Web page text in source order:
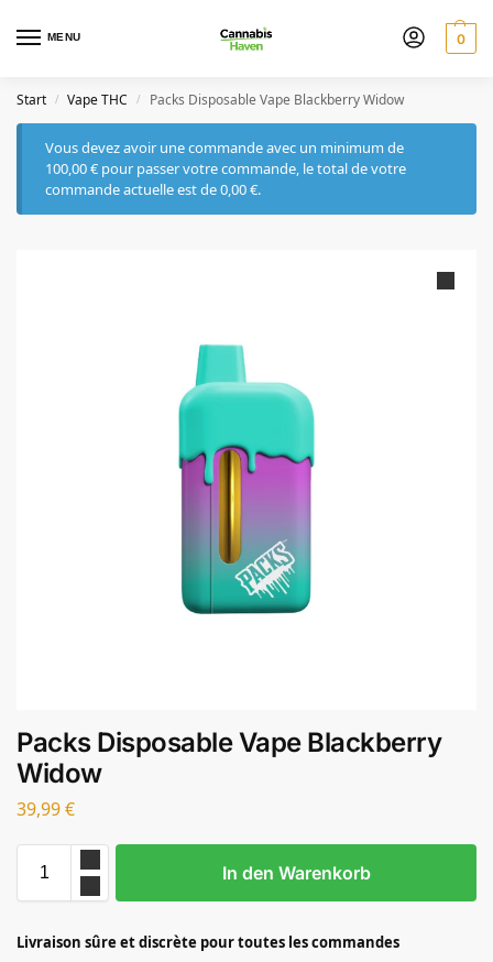
MENU 0
Start / Vape THC / Packs Disposable Vape Blackberry Widow
Vous devez avoir une commande avec un minimum de
100,00€ pour passer votre commande, le total de votre
commande actuelle est de0,00€.
Packs Disposable Vape Blackberry
Widow
39,99€
In den Warenkorb
Livraison sûre et discrète pour toutes les commandes